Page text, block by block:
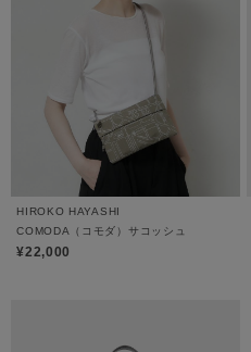
HIROKO HAYASHI
COMODA（コモダ）サコッシュ
¥22,000